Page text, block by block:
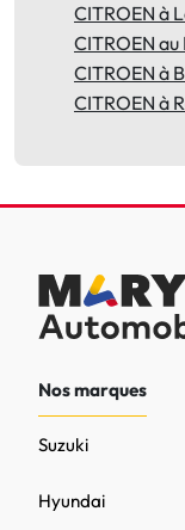
CITROEN à
CITROEN
CITROEN à
CITROEN à
Nos marques
Hyundai
Suzuki